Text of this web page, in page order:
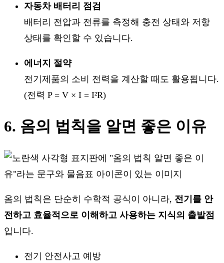
자동차 배터리 점검
배터리 전압과 전류를 측정해 충전 상태와 저항
상태를 확인할 수 있습니다.
에너지 절약
전기제품의 소비 전력을 계산할 때도 활용됩니다.
(전력 P = V × I = I²R)
6. 옴의 법칙을 알면 좋은 이유
옴의 법칙은 단순히 수학적 공식이 아니라, 전기를 안
전하고 효율적으로 이해하고 사용하는 지식의 출발점
입니다.
전기 안전사고 예방